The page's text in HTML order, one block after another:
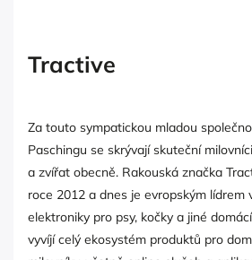
Tractive
Za touto sympatickou mladou
Paschingu se skrývají skuteční
a zvířat obecně. Rakouská značka
roce 2012 a dnes je evropským lídrem
elektroniky pro psy, kočky a jiné
vyvíjí celý ekosystém produktů pro